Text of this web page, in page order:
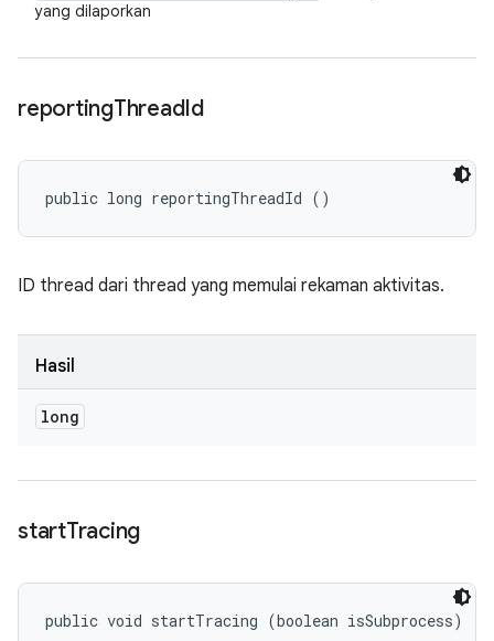
yang dilaporkan
reportingThreadId
public long reportingThreadId ()
ID thread dari thread yang memulai rekaman aktivitas.
Hasil
long
startTracing
public void startTracing (boolean isSubprocess)